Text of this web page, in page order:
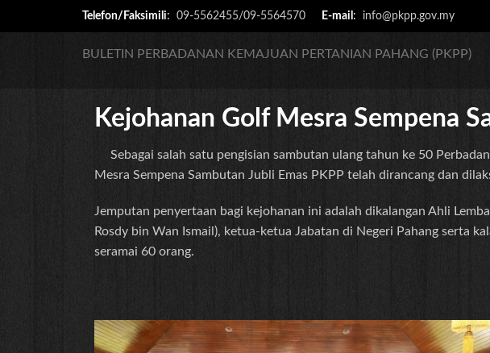
Telefon/Faksimili: 09-5562455/09-5564570 E-mail : info@pkpp.gov.my
BULETIN PERBADANAN KEMAJUAN PERTANIAN PAHANG (PKPP)
Kejohanan Golf Mesra Sempena
Sebagai salah satu pengisian sambutan ulang tahun ke 50
Mesra Sempena Sambutan Jubli Emas PKPP telah dirancang dan
Jemputan penyertaan bagi kejohanan ini adalah dikalangan Ahli
Rosdy bin Wan Ismail), ketua-ketua Jabatan di Negeri Pahang serta
seramai 60 orang.